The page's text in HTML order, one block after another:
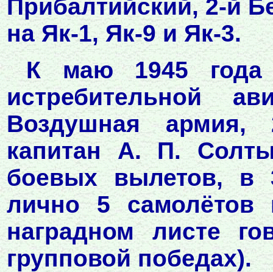
Прибалтийский, 2-й
на Як-1, Як-9 и Як-3.
К маю 1945 года
истребительной
Воздушная армия,
капитан А. П.
боевых вылетов, в
лично 5 самолётов
наградном листе
групповой победах).